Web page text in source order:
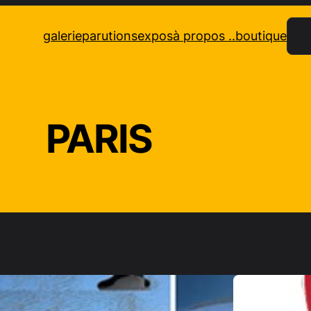
galerieparutionsexposà propos ..boutique
PARIS